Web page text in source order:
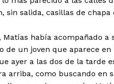
sin salida, casillas de chapa
había acompañado a
de un joven que aparece
ayer a las dos de la tarde
arriba, como buscando en